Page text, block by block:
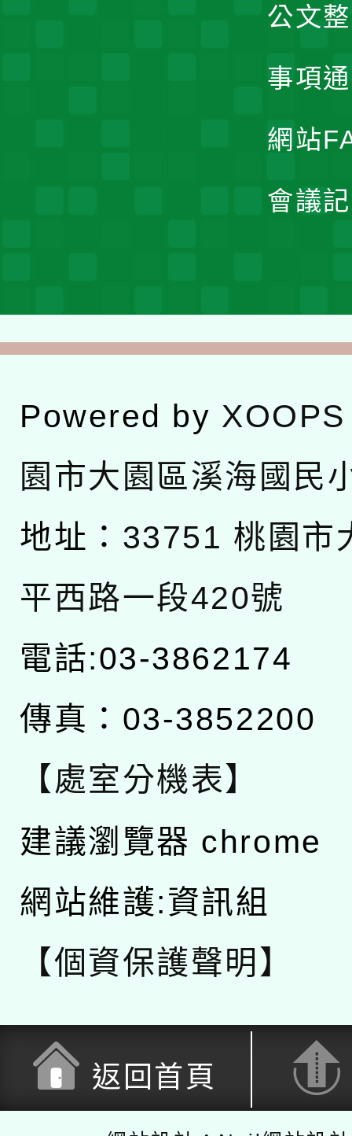
公文
事項
網站
會議
Powered by XOOPS
園市大園區溪海國民
地址： 33751 桃園市
平西路一段420號
電話:03-3862174
傳真：03-3852200
【處室分機表】
建議瀏覽器 chrome
網站維護:資訊組
【個資保護聲明】
返回首頁